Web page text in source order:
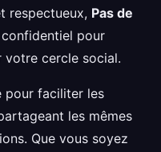
respectueux, Pas de
pour
votre cercle social.
pour faciliter les
les mêmes
Que vous soyez